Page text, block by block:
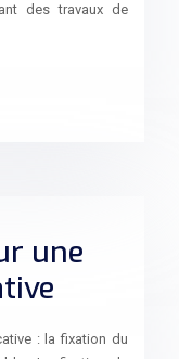
des travaux de
une
: la fixation du